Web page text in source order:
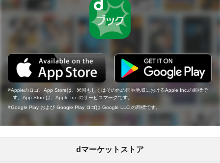
Appleのロゴ、App Storeは、米国もしくはその他の国や地域におけるApple Inc.の商標で
す。App Storeは、Apple Inc.のサービスマークです。
Google Play および Google Play ロゴは Google LLC の商標です。
dマーケットストア